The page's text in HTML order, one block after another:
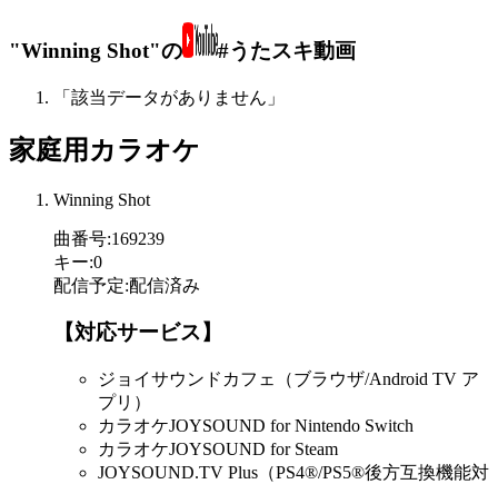
"Winning Shot"の #うたスキ動画
「該当データがありません」
家庭用カラオケ
Winning Shot
曲番号:169239
キー:0
配信予定:配信済み
【対応サービス】
ジョイサウンドカフェ（ブラウザ/Android TV ア
プリ）
カラオケJOYSOUND for Nintendo Switch
カラオケJOYSOUND for Steam
JOYSOUND.TV Plus（PS4®/PS5®後方互換機能対